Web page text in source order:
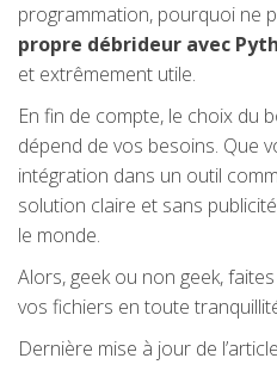
programmation, pourquoi ne
propre débrideur avec
et extrêmement utile.
En fin de compte, le choix du
dépend de vos besoins. Que
intégration dans un outil
solution claire et sans
le monde.
Alors, geek ou non geek,
vos fichiers en toute
Dernière mise à jour de